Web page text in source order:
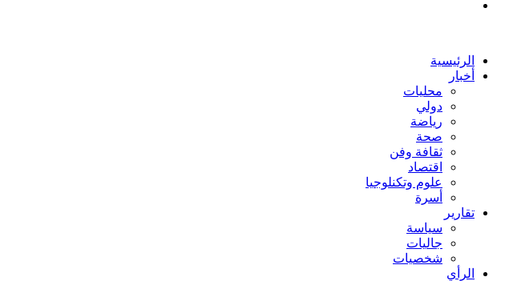
الرئيسية
أخبار
محليات
دولي
رياضة
صحة
ثقافة وفن
اقتصاد
علوم وتكنلوجيا
أسرة
تقارير
سياسة
جاليات
شخصيات
الرأي